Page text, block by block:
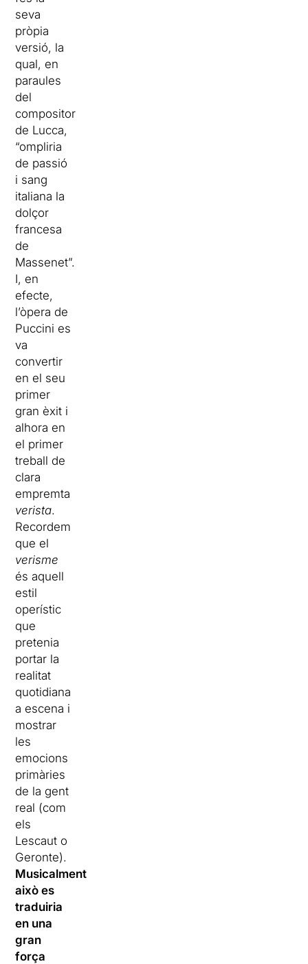
seva
pròpia
versió, la
qual, en
paraules
del
compositor
de Lucca,
“ompliria
de passió
i sang
italiana la
dolçor
francesa
de
Massenet”.
I, en
efecte,
l’òpera de
Puccini es
va
convertir
en el seu
primer
gran èxit i
alhora en
el primer
treball de
clara
empremta
verista.
Recordem
que el
verisme
és aquell
estil
operístic
que
pretenia
portar la
realitat
quotidiana
a escena i
mostrar
les
emocions
primàries
de la gent
real (com
els
Lescaut o
Geronte).
Musicalment
això es
traduiria
en una
gran
força